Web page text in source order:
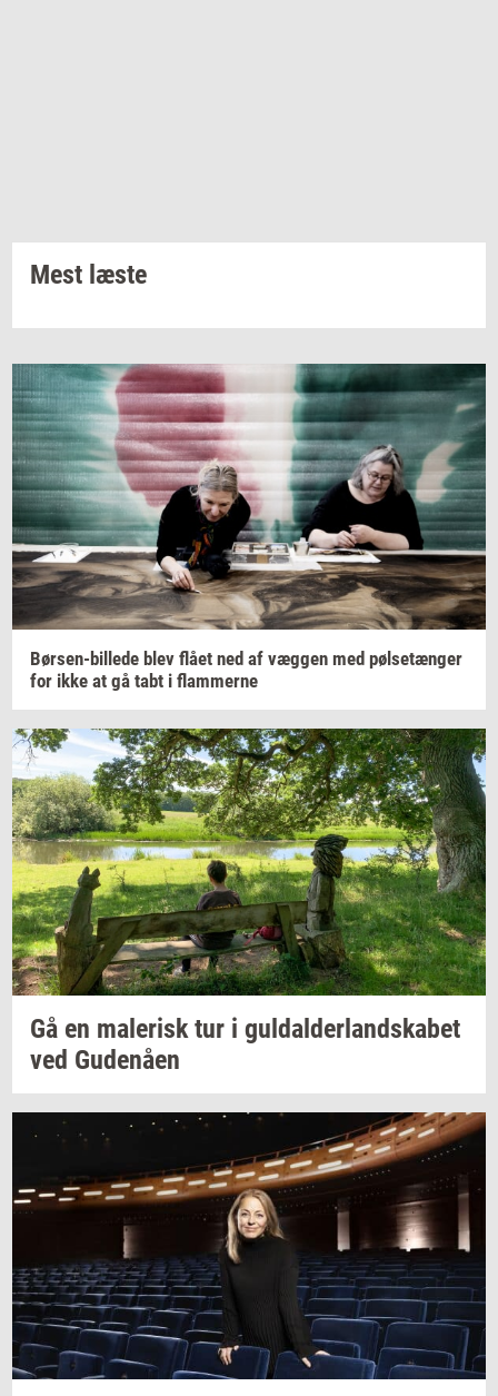
Mest læste
Børsen-​billede blev flået ned af væg­gen med pøl­se­tæn­ger
for ikke at gå tabt i flam­mer­ne
Gå en ma­le­risktur i gul­dal­der­land­ska­bet
ved Gu­denå­en